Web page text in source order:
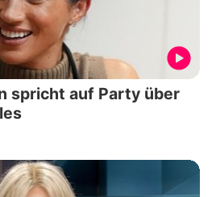
spricht auf Party über